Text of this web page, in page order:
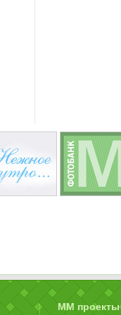
ММ проекты